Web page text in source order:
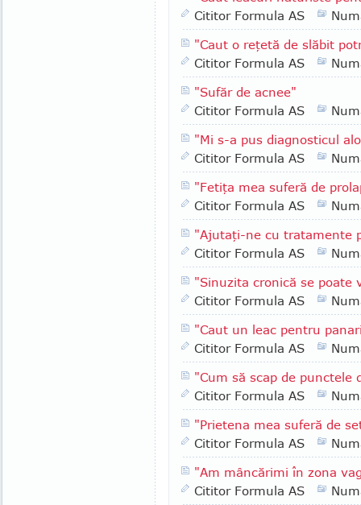
Cititor Formula AS
"Caut o reţetă de slăbit
Cititor Formula AS
"Sufăr de acnee"
Cititor Formula AS
"Mi s-a pus diagnosticul
Cititor Formula AS
"Fetiţa mea suferă de
Cititor Formula AS
"Ajutaţi-ne cu tratamente
Cititor Formula AS
"Sinuzita cronică se poate
Cititor Formula AS
"Caut un leac pentru
Cititor Formula AS
"Cum să scap de punctele
Cititor Formula AS
"Prietena mea suferă de
Cititor Formula AS
"Am mâncărimi în zona
Cititor Formula AS